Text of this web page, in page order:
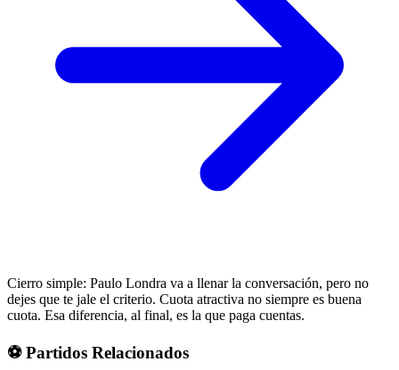
Cierro simple: Paulo Londra va a llenar la conversación, pero no
dejes que te jale el criterio. Cuota atractiva no siempre es buena
cuota. Esa diferencia, al final, es la que paga cuentas.
⚽ Partidos Relacionados